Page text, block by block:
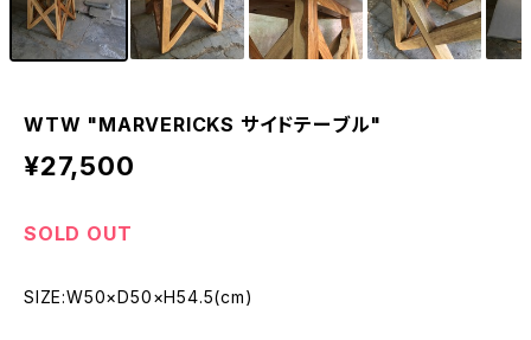
WTW "MARVERICKS サイドテーブル"
¥27,500
SOLD OUT
SIZE:W50×D50×H54.5(cm)